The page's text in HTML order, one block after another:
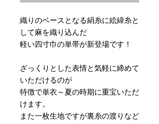
織りのベースとなる絹糸に絵緯糸と
して麻を織り込んだ
軽い四寸巾の単帯が新登場です！
ざっくりとした表情と気軽に締めて
いただけるのが
特徴で単衣～夏の時期に重宝いただ
けます。
また一枚生地ですが裏糸の渡りなど